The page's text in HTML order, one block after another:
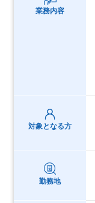
業務内容
対象となる方
勤務地